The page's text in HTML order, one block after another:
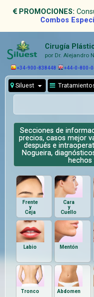
PROMOCIONES:
Combos
Cirugía
por Dr. Alejandro
+34-900-838448 +44-0-800-
Siluest
Secciones de
precios, casos mejor
después e
Nogueira,
Frente
y
Ceja
Cara
y
Cuello
Labio Mentón
Tronco Abdomen